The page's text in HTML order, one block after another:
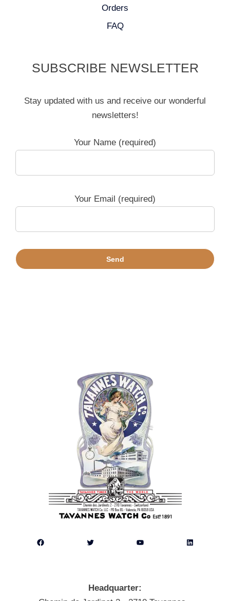
Orders
FAQ
SUBSCRIBE NEWSLETTER
Stay updated with us and receive our wonderful
newsletters!
Your Name (required)
Your Email (required)
Facebook Twitter YouTube LinkedIn
Headquarter: